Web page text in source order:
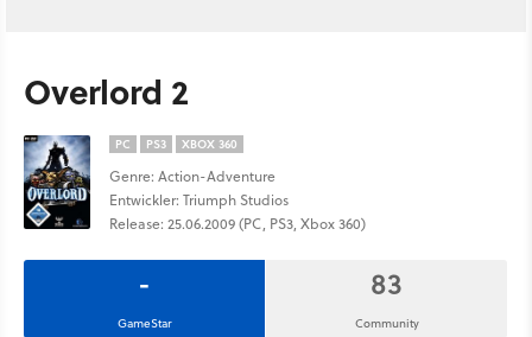
Overlord 2
PC PS3 XBOX 360
Genre: Action-Adventure
Entwickler: Triumph Studios
Release: 25.06.2009 (PC, PS3, Xbox 360)
-
GameStar
83
Community